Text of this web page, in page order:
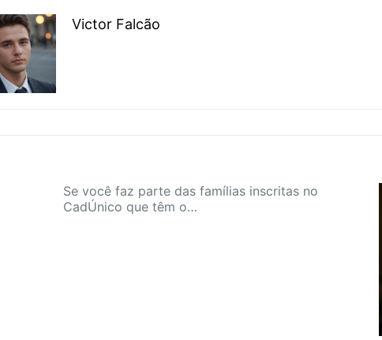
Victor Falcão
Se você faz parte das famílias inscritas no
CadÚnico que têm o…